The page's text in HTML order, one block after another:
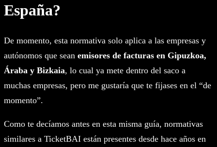
España?
De momento, esta normativa solo aplica a las empresas y
autónomos que sean emisores de facturas en Gipuzkoa,
Áraba y Bizkaia, lo cual ya mete dentro del saco a
muchas empresas, pero me gustaría que te fijases en el “de
momento”.
Como te decíamos antes en esta misma guía, normativas
similares a TicketBAI están presentes desde hace años en